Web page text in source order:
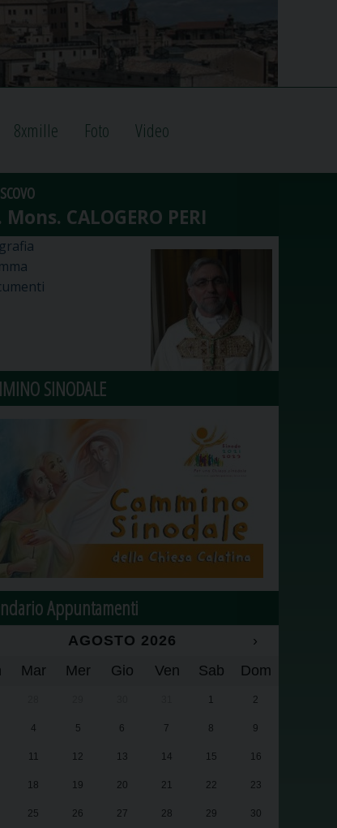
8xmille Foto Video
SINODALE
Appuntamenti
AGOSTO 2026
›
Mar Mer Gio Ven Sab Dom
1 2
4 5 6 7 8 9
11 12 13 14 15 16
18 19 20 21 22 23
25 26 27 28 29 30